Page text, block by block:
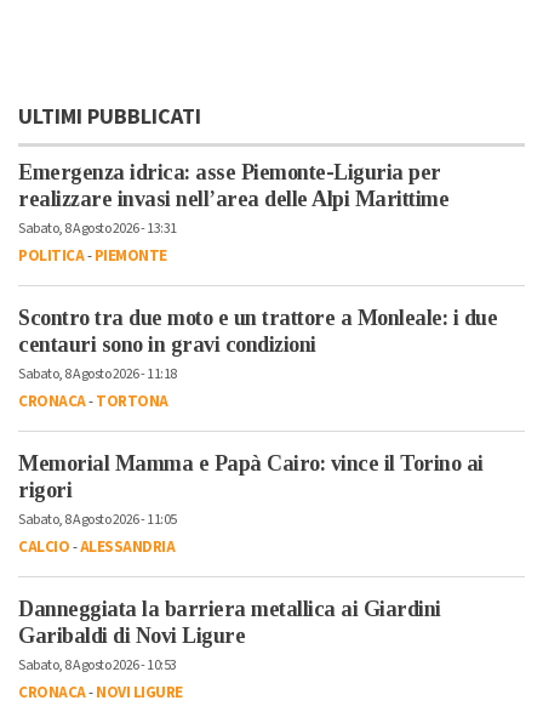
ULTIMI PUBBLICATI
Emergenza idrica: asse Piemonte-Liguria per
realizzare invasi nell’area delle Alpi Marittime
Sabato, 8 Agosto 2026 - 13:31
POLITICA-PIEMONTE
Scontro tra due moto e un trattore a Monleale: i due
centauri sono in gravi condizioni
Sabato, 8 Agosto 2026 - 11:18
CRONACA-TORTONA
Memorial Mamma e Papà Cairo: vince il Torino ai
rigori
Sabato, 8 Agosto 2026 - 11:05
CALCIO-ALESSANDRIA
Danneggiata la barriera metallica ai Giardini
Garibaldi di Novi Ligure
Sabato, 8 Agosto 2026 - 10:53
CRONACA-NOVI LIGURE